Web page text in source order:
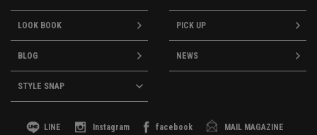
LOOK BOOK PICK UP
BLOG NEWS
STYLE SNAP
LINE Instagram facebook MAIL MAGAZINE